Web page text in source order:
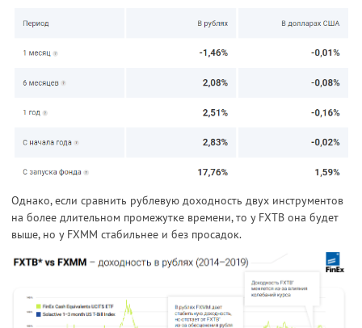
Однако, если сравнить рублевую доходность двух инструментов
на более длительном промежутке времени, то у FXTB она будет
выше, но у FXMM стабильнее и без просадок.